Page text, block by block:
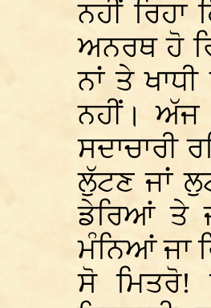
ਨਹੀਂ ਰਿਹਾ
ਅਨਰਥ ਹੋ
ਨਾਂ ਤੇ
ਨਹੀਂ। ਅੱਜ
ਸਦਾਚਾਰੀ
ਲੁੱਟਣ ਜਾਂ
ਡੇਰਿਆਂ ਤੇ
ਮੰਨਿਆਂ ਜਾ
ਸੋ ਮਿਤਰੋ!